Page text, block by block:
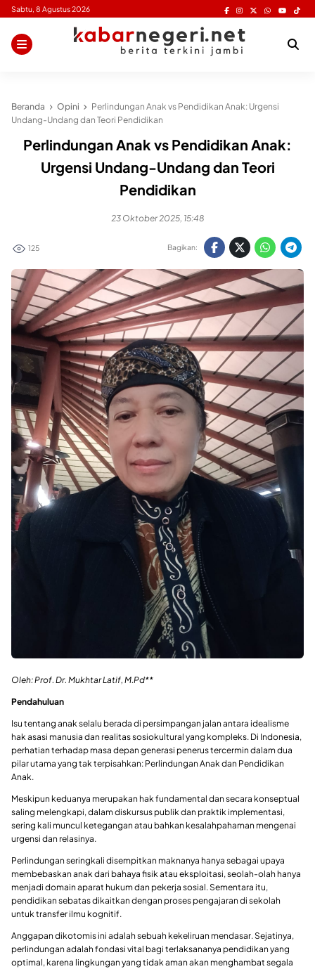
Skip
content
Sabtu, 8 Agustus 2026
Beranda Opini
Perlindungan Anak vs Pendidikan Anak: Urgensi
Undang-Undang dan Teori Pendidikan
Perlindungan Anak vs Pendidikan Anak:
Urgensi Undang-Undang dan Teori
Pendidikan
23 Oktober 2025, 15:48
125 Bagikan:
Oleh: Prof. Dr. Mukhtar Latif, M.Pd**
Pendahuluan
Isu tentang anak selalu berada di persimpangan jalan antara idealisme
hak asasi manusia dan realitas sosiokultural yang kompleks. Di Indonesia,
perhatian terhadap masa depan generasi penerus tercermin dalam dua
pilar utama yang tak terpisahkan: Perlindungan Anak dan Pendidikan
Anak.
Meskipun keduanya merupakan hak fundamental dan secara konseptual
saling melengkapi, dalam diskursus publik dan praktik implementasi,
sering kali muncul ketegangan atau bahkan kesalahpahaman mengenai
urgensi dan relasinya.
Perlindungan seringkali disempitkan maknanya hanya sebagai upaya
membebaskan anak dari bahaya fisik atau eksploitasi, seolah-olah hanya
menjadi domain aparat hukum dan pekerja sosial. Sementara itu,
pendidikan sebatas dikaitkan dengan proses pengajaran di sekolah
untuk transfer ilmu kognitif.
Anggapan dikotomis ini adalah sebuah kekeliruan mendasar. Sejatinya,
perlindungan adalah fondasi vital bagi terlaksananya pendidikan yang
optimal, karena lingkungan yang tidak aman akan menghambat segala